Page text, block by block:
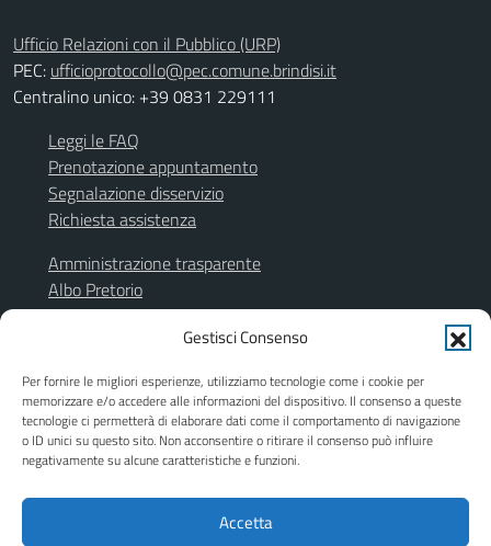
Gestisci Consenso
Per fornire le migliori esperienze, utilizziamo tecnologie come i cookie per
memorizzare e/o accedere alle informazioni del dispositivo. Il consenso a queste
tecnologie ci permetterà di elaborare dati come il comportamento di navigazione
o ID unici su questo sito. Non acconsentire o ritirare il consenso può influire
negativamente su alcune caratteristiche e funzioni.
Accetta
Ufficio Relazioni con il Pubblico (URP)
PEC: ufficioprotocollo@pec.comune.brindisi.it
Centralino unico: +39 0831 229111
Leggi le FAQ
Prenotazione appuntamento
Segnalazione disservizio
Richiesta assistenza
Amministrazione trasparente
Albo Pretorio
Segnalazione illeciti
Informativa privacy
Dichiarazione di accessibilità
Obiettivi di accessibilità
Piano di miglioramento del sito
SEGUICI SU